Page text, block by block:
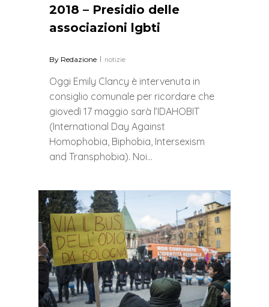
2018 – Presidio delle
associazioni lgbti
By Redazione notizie
Oggi Emily Clancy è intervenuta in
consiglio comunale per ricordare che
giovedì 17 maggio sarà l’IDAHOBIT
(International Day Against
Homophobia, Biphobia, Intersexism
and Transphobia). Noi…
0